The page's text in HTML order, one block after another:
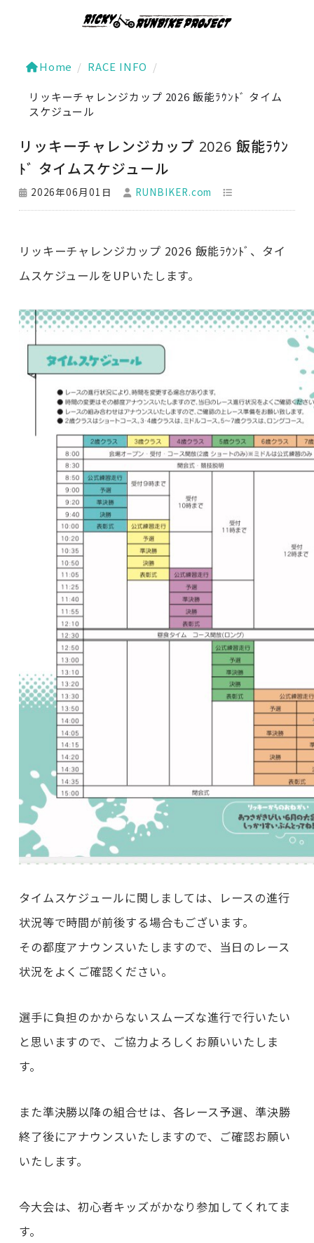
Home / RACE INFO /
リッキーチャレンジカップ 2026 飯能ﾗｳﾝﾄﾞ タイム
スケジュール
リッキーチャレンジカップ 2026 飯能ﾗｳﾝ
ﾄﾞ タイムスケジュール
2026年06月01日 RUNBIKER.com
リッキーチャレンジカップ 2026 飯能ﾗｳﾝﾄﾞ、タイ
ムスケジュールをUPいたします。
タイムスケジュールに関しましては、レースの進行
状況等で時間が前後する場合もございます。
その都度アナウンスいたしますので、当日のレース
状況をよくご確認ください。
選手に負担のかからないスムーズな進行で行いたい
と思いますので、ご協力よろしくお願いいたしま
す。
また準決勝以降の組合せは、各レース予選、準決勝
終了後にアナウンスいたしますので、ご確認お願い
いたします。
今大会は、初心者キッズがかなり参加してくれてま
す。